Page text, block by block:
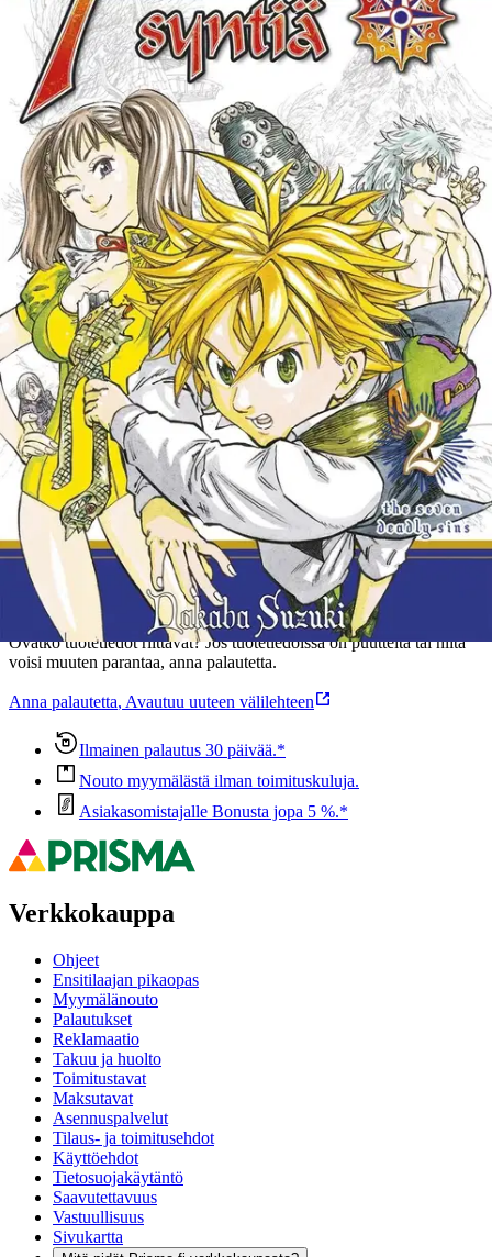
Ei saatavilla
Tuotekuvaus
Vauhdikas ja koukuttava fantasiaseikkailu! Pelätyt "seitsemän
kuolemansyntiä" ovat koko valtakunnassa etsintäkuulutettuja
rikollisia. Mutta nyt heitä etsii joku muukin kuin lain koura! Eikä
kaikki ole aina sitä miltä näyttää Nakaba Suzuki luo koukuttavan
seikkailukertomuksen, joka kunnioittaa fantasian perinteitä mutta ei
silti jämähdä kaavoihin. Toiminta, huumori ja jännitys saavat kaikki
sijansa eloisasti piirretyssä tarinassa. Kotimaassaan Japanissa hitiksi
noussut manga 7 kuolemansyntiä on saanut animaatioversion, joka
on nähtävissä myös Netflixissä. Ikäsuositus: 12+
Ominaisuudet
Oletko tyytyväinen tuotetietoihin?
Ovatko tuotetiedot riittävät? Jos tuotetiedoissa on puutteita tai niitä
voisi muuten parantaa, anna palautetta.
Anna palautetta, Avautuu uuteen välilehteen
Ilmainen palautus 30 päivää.*
Nouto myymälästä ilman toimituskuluja.
Asiakasomistajalle Bonusta jopa 5 %.*
Verkkokauppa
Ohjeet
Ensitilaajan pikaopas
Myymälänouto
Palautukset
Reklamaatio
Takuu ja huolto
Toimitustavat
Maksutavat
Asennuspalvelut
Tilaus- ja toimitusehdot
Käyttöehdot
Tietosuojakäytäntö
Saavutettavuus
Vastuullisuus
Sivukartta